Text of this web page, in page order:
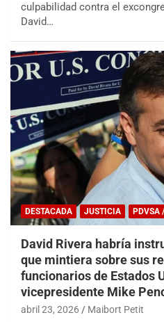
culpabilidad contra el
David…
DESTACADA JUSTICIA PDVSA
David Rivera habría
que mintiera sobre sus
funcionarios de Estados
vicepresidente Mike
abril 23, 2026 Maibort Petit